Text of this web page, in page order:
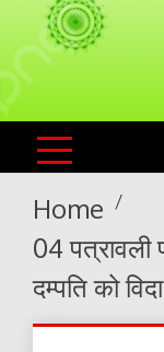
KNLS
India`s
Home
04 पत्रावली
दम्पति को